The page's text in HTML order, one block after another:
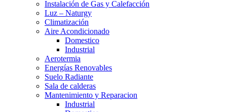
Instalación de Gas y Calefacción
Luz – Naturgy
Climatización
Aire Acondicionado
Domestico
Industrial
Aerotermia
Energías Renovables
Suelo Radiante
Sala de calderas
Mantenimiento y Reparacion
Industrial